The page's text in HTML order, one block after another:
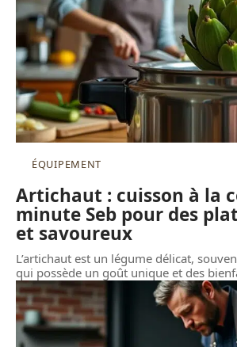
ÉQUIPEMENT
Artichaut : cuisson à la
minute Seb pour des
et savoureux
L’artichaut est un légume délicat,
qui possède un goût unique et des